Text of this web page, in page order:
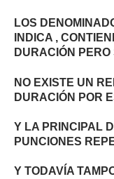
LOS
INDICA ,
DURACIÓN
NO EXISTE UN
DURACIÓN POR
Y LA PRINCIPAL
PUNCIONES
Y TODAVÍA